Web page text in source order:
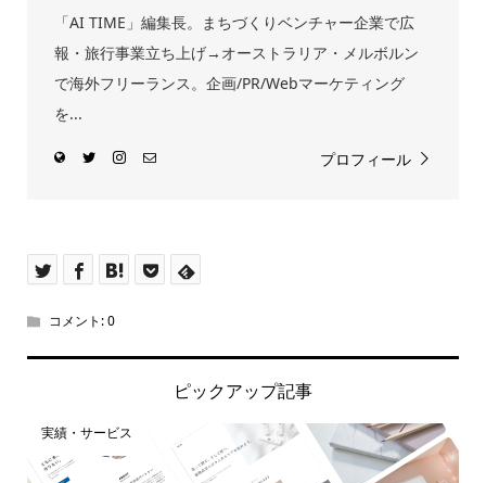
「AI TIME」編集長。まちづくりベンチャー企業で広
報・旅行事業立ち上げ→オーストラリア・メルボルン
で海外フリーランス。企画/PR/Webマーケティング
を...
プロフィール
コメント:0
ピックアップ記事
実績・サービス